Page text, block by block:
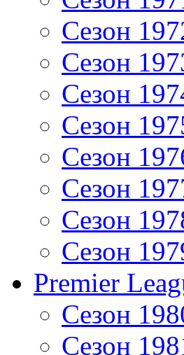
Сезон
Сезон
Сезон
Сезон
Сезон
Сезон
Сезон
Сезон
Premier
Сезон
Сезон